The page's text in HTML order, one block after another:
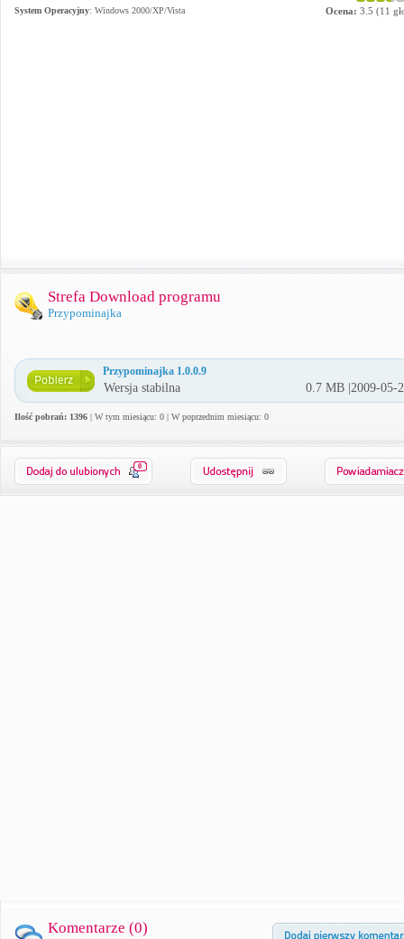
System Operacyjny: Windows 2000/XP/Vista Ocena: 3.5 (11
Strefa Download programu
Przypominajka
Przypominajka 1.0.0.9
Wersja stabilna 0.7 MB |2009-05-
Ilość pobrań: 1396 | W tym miesiącu: 0 | W poprzednim miesiącu: 0
0
Komentarze (0)